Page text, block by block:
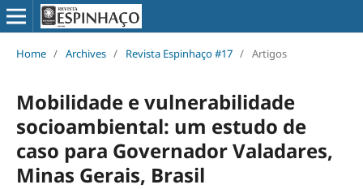
Home / Archives / Revista Espinhaço #17 / Artigos
Mobilidade e vulnerabilidade
socioambiental: um estudo de
caso para Governador Valadares,
Minas Gerais, Brasil